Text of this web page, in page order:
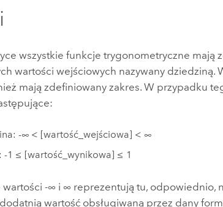
wszystkie funkcje trygonometryczne mają
wartości wejściowych nazywany dziedziną.
mają zdefiniowany zakres. W przypadku
-∞ < [wartość_wejściowa] < ∞
-1 ≤ [wartość_wynikowa] ≤ 1
wartości -∞ i ∞ reprezentują tu, odpowiednio,
wartość obsługiwaną przez dany